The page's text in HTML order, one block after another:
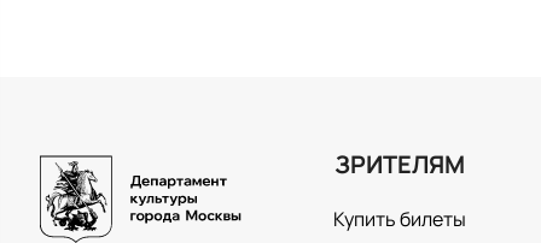
ЗРИТЕЛЯМ
Купить билеты